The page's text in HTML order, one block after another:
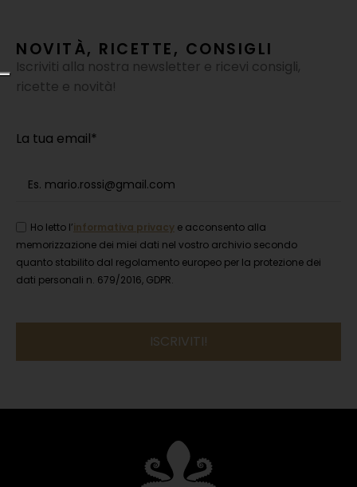
NOVITÀ, RICETTE, CONSIGLI
Iscriviti alla nostra newsletter e ricevi consigli,
ricette e novità!
La tua email*
Ho letto l’informativa privacy e acconsento alla
memorizzazione dei miei dati nel vostro archivio secondo
quanto stabilito dal regolamento europeo per la protezione dei
dati personali n. 679/2016, GDPR.